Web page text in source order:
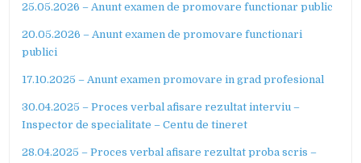
25.05.2026 – Anunt examen de promovare functionar public
20.05.2026 – Anunt examen de promovare functionari
publici
17.10.2025 – Anunt examen promovare in grad profesional
30.04.2025 – Proces verbal afisare rezultat interviu –
Inspector de specialitate – Centu de tineret
28.04.2025 – Proces verbal afisare rezultat proba scris –